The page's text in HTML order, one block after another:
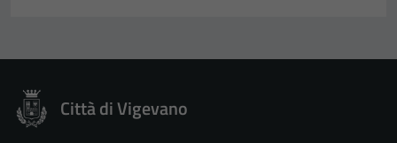
Città di Vigevano